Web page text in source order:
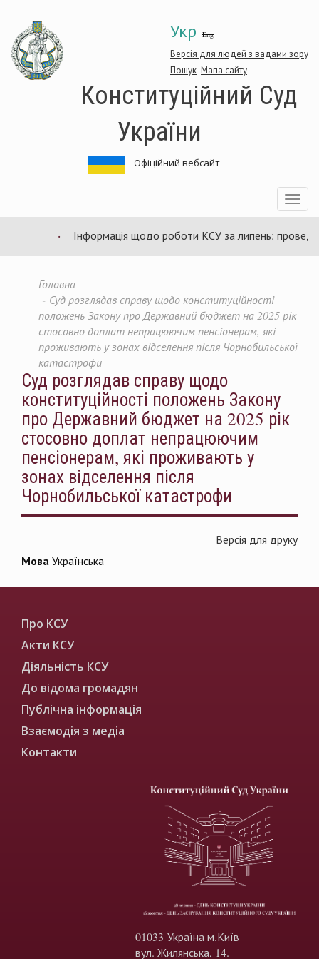
основного
матеріалу
Укр Eng
Версія для людей з вадами зору
Пошук Мапа сайту
Конституційний Суд
України
Офіційний вебсайт
Toggle
Інформація щодо роботи КСУ за липень:
Головна
Суд розглядав справу щодо конституційності
положень Закону про Державний бюджет на 2025 рік
стосовно доплат непрацюючим пенсіонерам, які
проживають у зонах відселення після Чорнобильської
катастрофи
Суд розглядав справу щодо
конституційності положень Закону
про Державний бюджет на 2025 рік
стосовно доплат непрацюючим
пенсіонерам, які проживають у
зонах відселення після
Чорнобильської катастрофи
Версія для друку
Мова Українська
Про КСУ
Акти КСУ
Діяльність КСУ
До відома громадян
Публічна інформація
Взаємодія з медіа
Контакти
01033 Україна м.Київ
вул. Жилянська, 14.